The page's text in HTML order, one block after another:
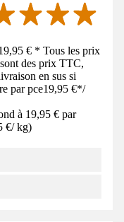
€ * Tous les prix
des prix TTC,
en sus si
par pce19,95 €*/
à 19,95 € par
€/ kg)